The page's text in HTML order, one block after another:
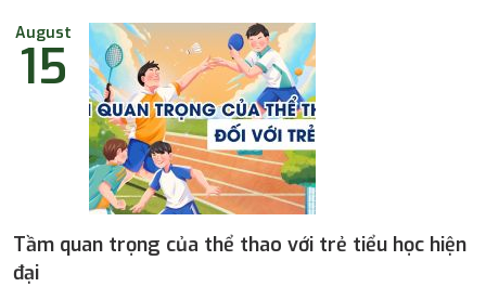
August
15
Tầm quan trọng của thể thao với trẻ tiểu học hiện
đại